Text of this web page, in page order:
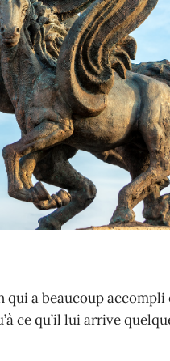
qui a beaucoup
ce qu’il lui arrive